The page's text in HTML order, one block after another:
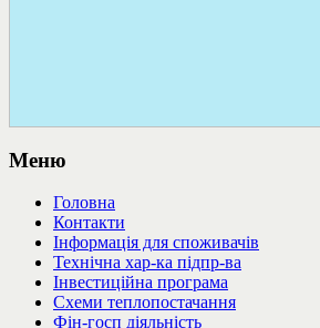
Меню
Головна
Контакти
Інформація для споживачів
Технічна хар-ка підпр-ва
Інвестиційна програма
Схеми теплопостачання
Фін-госп діяльність